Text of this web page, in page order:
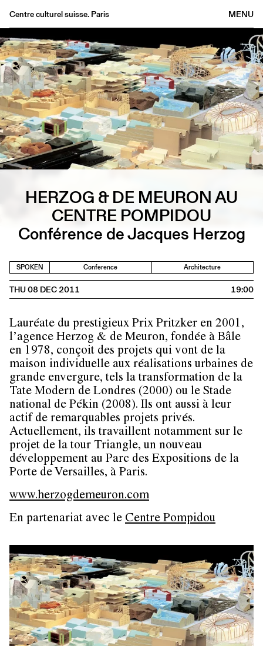
MENU
Centre culturel suisse. Paris
Agenda
Bookshop
Buvette
Archives
Medias
Publications
About
FR/EN
HERZOG & DE MEURON AU
CENTRE POMPIDOU
Conférence de Jacques Herzog
SPOKEN Conference Architecture
THU 08 DEC 2011 19:00
Lauréate du prestigieux Prix Pritzker en 2001,
l’agence Herzog & de Meuron, fondée à Bâle
en 1978, conçoit des projets qui vont de la
maison individuelle aux réalisations urbaines de
grande envergure, tels la transformation de la
Tate Modern de Londres (2000) ou le Stade
national de Pékin (2008). Ils ont aussi à leur
actif de remarquables projets privés.
Actuellement, ils travaillent notamment sur le
projet de la tour Triangle, un nouveau
développement au Parc des Expositions de la
Porte de Versailles, à Paris.
www.herzogdemeuron.com
En partenariat avec le Centre Pompidou